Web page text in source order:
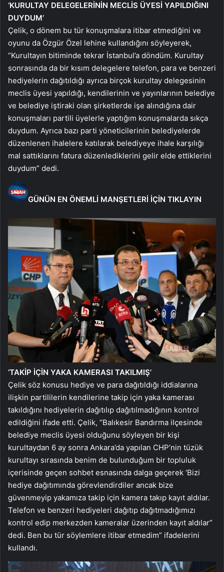
‘KURULTAY DELEGELERİNİN MECLİS ÜYESİ YAPILDIĞINI
DUYDUM’
Çelik, o dönem bu tür konuşmalara itibar etmediğini ve
oyunu da Özgür Özel lehine kullandığını söyleyerek,
“Kurultayın bitiminde tekrar İstanbul’a döndüm. Kurultay
sonrasında da bir kısım delegelere telefon, para ve benzeri
hediyelerin dağıtıldığı ayrıca birçok kurultay delegesinin
meclis üyesi yapıldığı, kendilerinin ve yayınlarının belediye
ve belediye iştiraki olan şirketlerde işe alındığına dair
konuşmaları partili üyelerle yaptığım konuşmalarda sıkça
duydum. Ayrıca bazı parti yöneticilerinin belediyelerde
düzenlenen ihalelere katılarak belediyeye ihale karşılığı
mal sattıklarını fatura düzenlediklerini gelir elde ettiklerini
duydum” dedi.
GÜNÜN EN ÖNEMLİ MANŞETLERİ İÇİN TIKLAYIN
‘TAKİP İÇİN YAKA KAMERASI TAKILMIŞ’
Çelik söz konusu hediye ve para dağıtıldığı iddialarına
ilişkin partililerin kendilerine takip için yaka kamerası
takıldığını hediyelerin dağıtılıp dağıtılmadığının kontrol
edildiğini ifade etti. Çelik, “Balıkesir Bandırma ilçesinde
belediye meclis üyesi olduğunu söyleyen bir kişi
kurultaydan 6 ay sonra Ankara’da yapılan CHP’nin tüzük
kurultayı sırasında benim de bulunduğum bir topluluk
içerisinde geçen sohbet esnasında dalga geçerek ‘Bizi
hediye dağıtımında görevlendirdiler ancak bize
güvenmeyip yakamıza takip için kamera takıp kayıt aldılar.
Telefon ve benzeri hediyeleri dağıtıp dağıtmadığımızı
kontrol edip merkezden kameralar üzerinden kayıt aldılar”
dedi. Ben bu tür söylemlere itibar etmedim” ifadelerini
kullandı.